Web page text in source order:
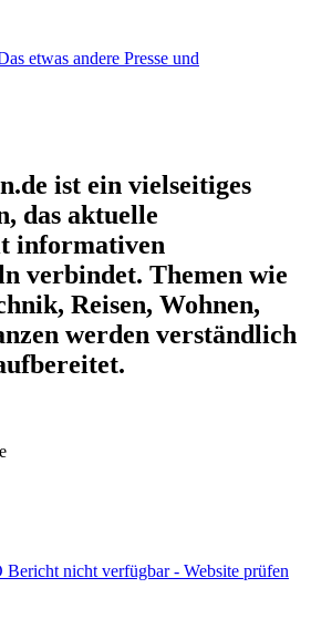
etwas andere Presse und
ist ein vielseitiges
das aktuelle
informativen
verbindet. Themen wie
Reisen, Wohnen,
werden verständlich
Bericht nicht verfügbar - Website prüfen